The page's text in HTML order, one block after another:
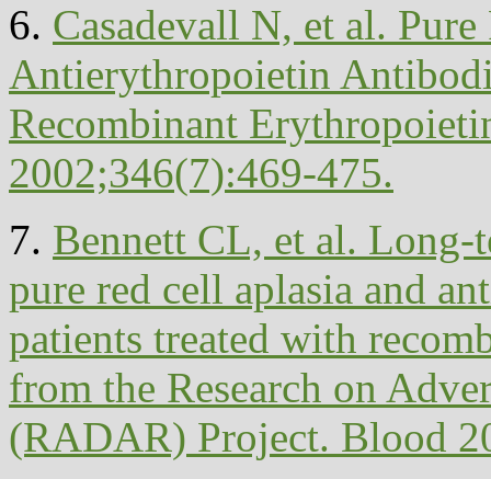
6. Casadevall N, et al.
Antierythropoietin
Recombinant
2002;346(7):469-475.
7. Bennett CL, et al.
pure red cell aplasia and
patients treated with
from the Research on
(RADAR) Project. Blood